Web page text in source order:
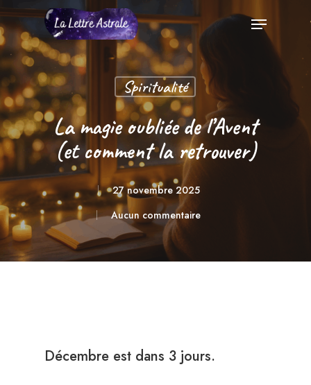
Skip
to
main
content
Menu
Spiritualité
La magie oubliée de l’Avent
(et comment la retrouver)
27 novembre 2025
Aucun commentaire
Décembre est dans 3 jours.
Menu